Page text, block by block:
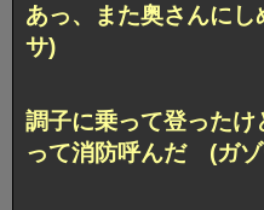
あっ、また奥さんに
サ)
調子に乗って登った
って消防呼んだ (ガ